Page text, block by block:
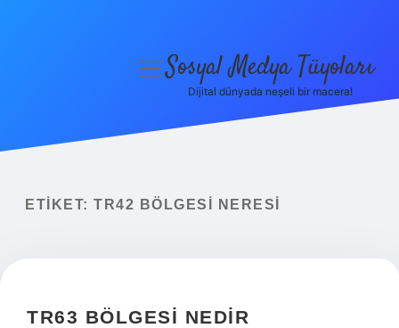
Yasal Uyarı
menüyüSosyal Medya Tüyoları
Dijital dünyada neşeli bir macera!
ETIKET: TR42 BÖLGESI NERESI
TR63 BÖLGESI NEDIR